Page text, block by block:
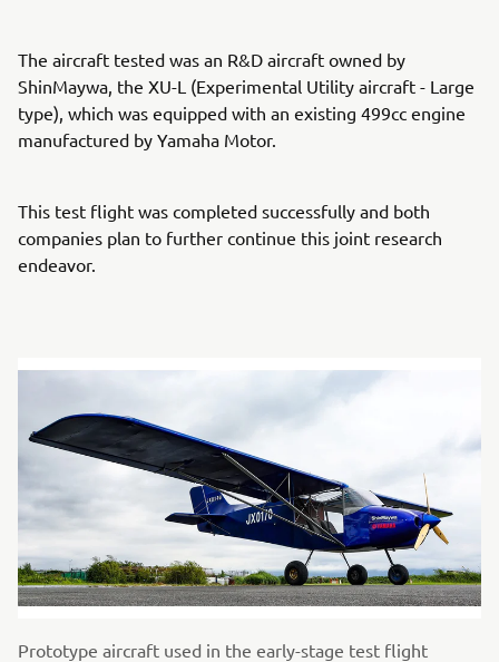
The aircraft tested was an R&D aircraft owned by
ShinMaywa, the XU-L (Experimental Utility aircraft - Large
type), which was equipped with an existing 499cc engine
manufactured by Yamaha Motor.
This test flight was completed successfully and both
companies plan to further continue this joint research
endeavor.
Prototype aircraft used in the early-stage test flight